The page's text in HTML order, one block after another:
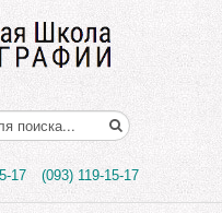
17 (093) 119-15-17